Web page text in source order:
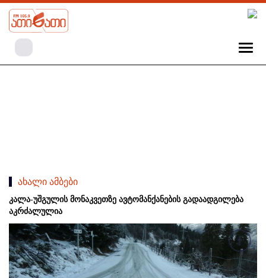
ახალი ამბები
კალა-უშგულის მონაკვეთზე ავტომანქანების გადაადგილება
აკრძალულია